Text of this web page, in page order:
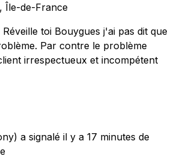
Île-de-France
toi Bouygues j'ai pas dit que
Par contre le problème
irrespectueux et incompétent
a signalé il y a 17 minutes de